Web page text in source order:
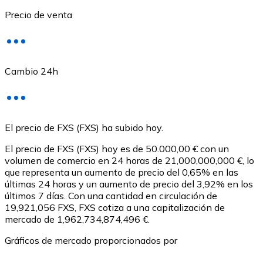
USDC
Precio de venta
Cambio 24h
El precio de FXS (FXS) ha subido hoy.
El precio de FXS (FXS) hoy es de 50.000,00 € con un
volumen de comercio en 24 horas de 21,000,000,000 €, lo
que representa un aumento de precio del 0,65% en las
últimas 24 horas y un aumento de precio del 3,92% en los
últimos 7 días. Con una cantidad en circulación de
19,921,056 FXS, FXS cotiza a una capitalización de
mercado de 1,962,734,874,496 €.
Gráficos de mercado proporcionados por